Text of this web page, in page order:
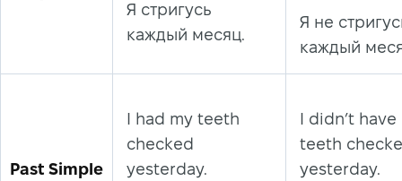
Я стригусь
каждый месяц.
Я не
каждый
Past Simple
I had my teeth
checked
yesterday.
I didn’t have
teeth
yesterday.